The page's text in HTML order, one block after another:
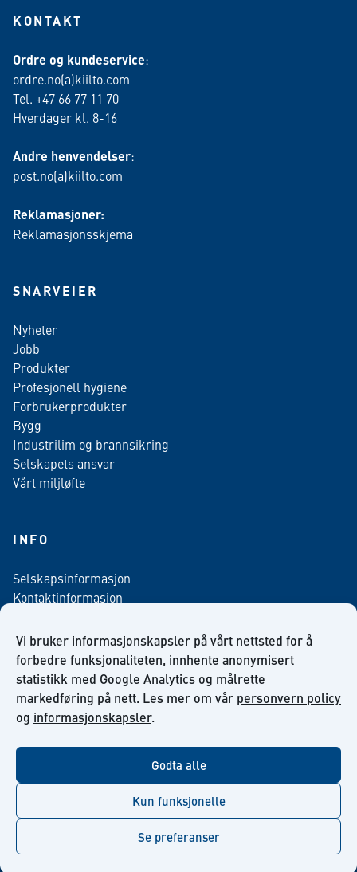
Vi bruker informasjonskapsler på vårt nettsted for å
forbedre funksjonaliteten, innhente anonymisert
statistikk med Google Analytics og målrette
markedføring på nett. Les mer om vår personvern policy
og informasjonskapsler.
Godta alle
Kun funksjonelle
Se preferanser
KONTAKT
Ordre og kundeservice:
ordre.no(a)kiilto.com
Tel. +47 66 77 11 70
Hverdager kl. 8-16
Andre henvendelser:
post.no(a)kiilto.com
Reklamasjoner:
Reklamasjonsskjema
SNARVEIER
Nyheter
Jobb
Produkter
Profesjonell hygiene
Forbrukerprodukter
Bygg
Industrilim og brannsikring
Selskapets ansvar
Vårt miljløfte
INFO
Selskapsinformasjon
Kontaktinformasjon
Salgsbetingelser
Nyhetsbrev påmelding